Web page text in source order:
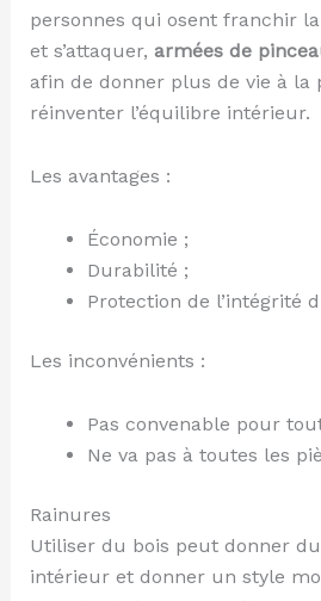
personnes qui osent franchir
et s’attaquer, armées de
afin de donner plus de vie à la
réinventer l’équilibre intérieur.
Les avantages :
Économie ;
Durabilité ;
Protection de l’intégrité
Les inconvénients :
Pas convenable pour
Ne va pas à toutes les
Rainures
Utiliser du bois peut donner
intérieur et donner un style